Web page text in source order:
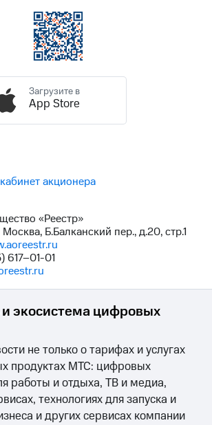
2023
Загрузите в
App Store
акционера
«Реестр»
Б.Балканский пер., д.20, стр.1
617–01-01
экосистема цифровых
не только о тарифах и услугах
продуктах МТС: цифровых
работы и отдыха, ТВ и медиа,
технологиях для запуска и
и других сервисах компании